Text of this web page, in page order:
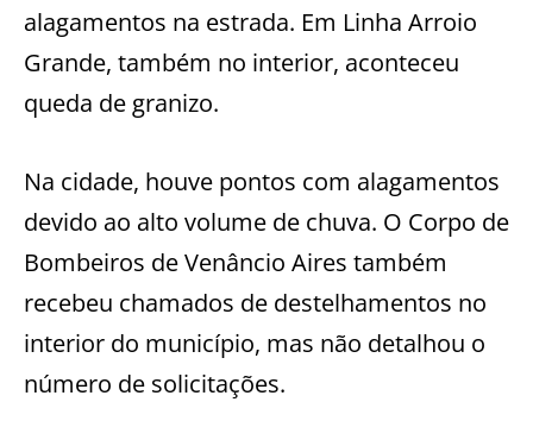
alagamentos na estrada. Em Linha Arroio
Grande, também no interior, aconteceu
queda de granizo.
Na cidade, houve pontos com alagamentos
devido ao alto volume de chuva. O Corpo de
Bombeiros de Venâncio Aires também
recebeu chamados de destelhamentos no
interior do município, mas não detalhou o
número de solicitações.